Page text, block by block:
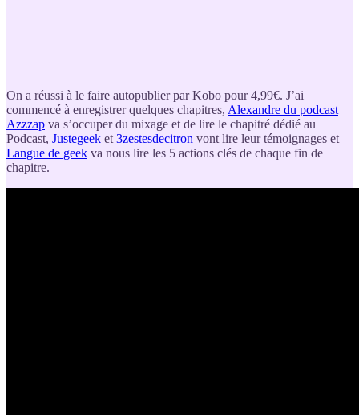
On a réussi à le faire autopublier par Kobo pour 4,99€. J’ai
commencé à enregistrer quelques chapitres, Alexandre du podcast
Azzzap va s’occuper du mixage et de lire le chapitré dédié au
Podcast, Justegeek et 3zestesdecitron vont lire leur témoignages et
Langue de geek va nous lire les 5 actions clés de chaque fin de
chapitre.